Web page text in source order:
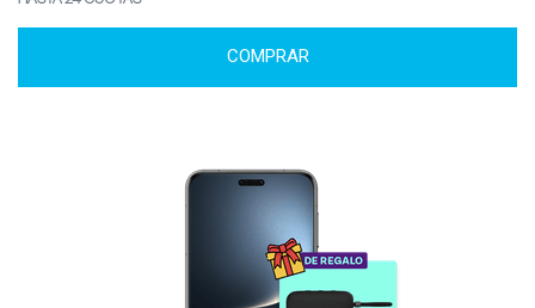
COMPRAR